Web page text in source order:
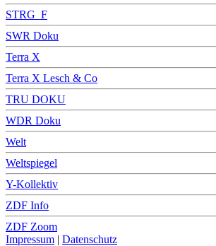
STRG_F
SWR Doku
Terra X
Terra X Lesch & Co
TRU DOKU
WDR Doku
Welt
Weltspiegel
Y-Kollektiv
ZDF Info
ZDF Zoom
Impressum | Datenschutz